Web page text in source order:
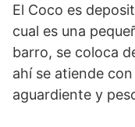
El Coco es
cual es una
barro, se coloca
ahí se atiende
aguardiente y